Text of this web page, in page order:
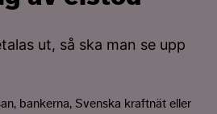
ut, så ska man se upp
bankerna, Svenska kraftnät eller